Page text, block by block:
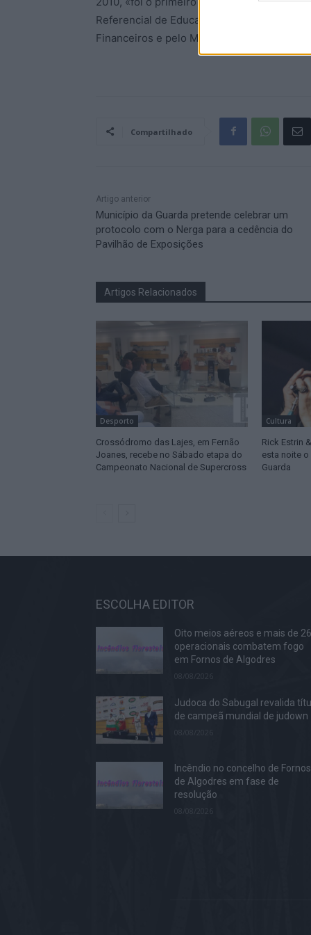
Referencial de Educação Financeira para
Financeiros e pelo Ministério da Educação».
Compartilhado
Artigo anterior
Município da Guarda pretende celebrar um
protocolo com o Nerga para a cedência do
Pavilhão de Exposições
Artigos Relacionados
Desporto
Crossódromo das Lajes, em Fernão
Joanes, recebe no Sábado etapa do
Campeonato Nacional de Supercross
Cultura
Rick Estrin
esta noite o
Guarda
ESCOLHA EDITOR
Oito meios aéreos e mais de
operacionais combatem fogo
em Fornos de Algodres
08/08/2026
Judoca do Sabugal revalida
de campeã mundial de judown
Incêndio no concelho de Fornos
de Algodres em fase de
resolução